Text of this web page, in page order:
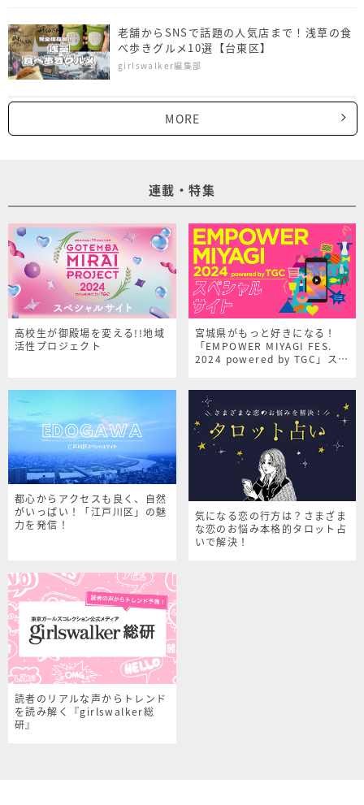
老舗からSNSで話題の人気店まで！浅草の食
べ歩きグルメ10選【台東区】
girlswalker編集部
MORE
連載・特集
高校生が御殿場を変える!!地域
活性プロジェクト
宮城県がもっと好きになる！
「EMPOWER MIYAGI FES.
2024 powered by TGC」スペ
都心からアクセスも良く、自然
がいっぱい！「江戸川区」の魅
力を発信！
気になる恋の行方は？さまざま
な恋のお悩み本格的タロット占
いで解決！
読者のリアルな声からトレンド
を読み解く『girlswalker総
研』